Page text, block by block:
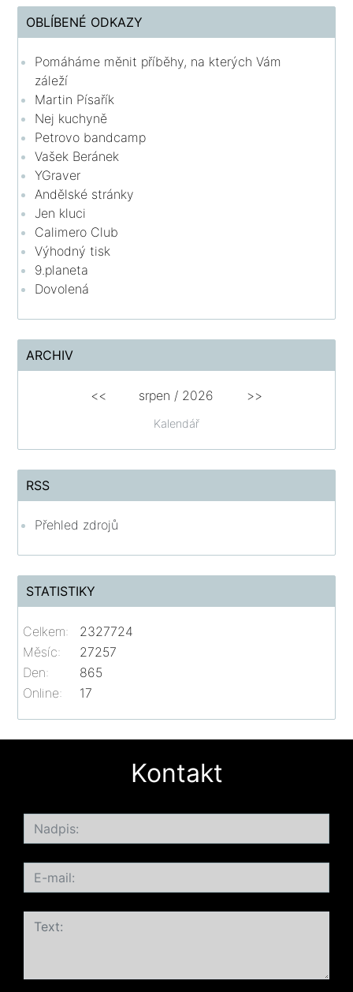
OBLÍBENÉ ODKAZY
Pomáháme měnit příběhy, na kterých Vám
záleží
Martin Písařík
Nej kuchyně
Petrovo bandcamp
Vašek Beránek
YGraver
Andělské stránky
Jen kluci
Calimero Club
Výhodný tisk
9.planeta
Dovolená
ARCHIV
Kalendář
<< srpen / 2026 >>
RSS
Přehled zdrojů
STATISTIKY
Online: 17
Celkem:
2327724
Měsíc:
27257
Den:
865
Kontakt